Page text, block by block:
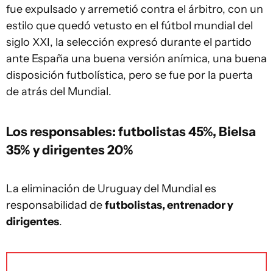
fue expulsado y arremetió contra el árbitro, con un
estilo que quedó vetusto en el fútbol mundial del
siglo XXI, la selección expresó durante el partido
ante España una buena versión anímica, una buena
disposición futbolística, pero se fue por la puerta
de atrás del Mundial.
Los responsables: futbolistas 45%, Bielsa
35% y dirigentes 20%
La eliminación de Uruguay del Mundial es
responsabilidad defutbolistas, entrenador y
dirigentes.